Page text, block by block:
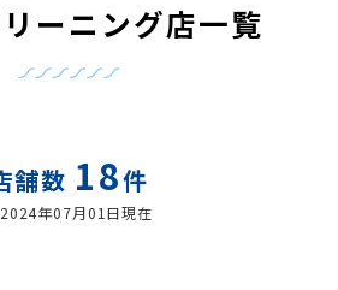
ーニング店一覧
舗数 18件
年07月01日現在